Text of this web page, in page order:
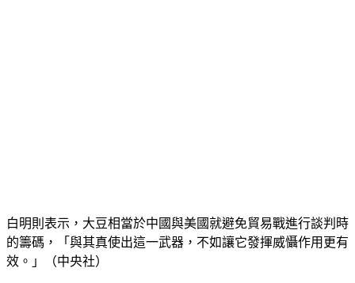
白明則表示，大豆相當於中國與美國就避免貿易戰進行談判時
的籌碼，「與其真使出這一武器，不如讓它發揮威懾作用更有
效。」（中央社）